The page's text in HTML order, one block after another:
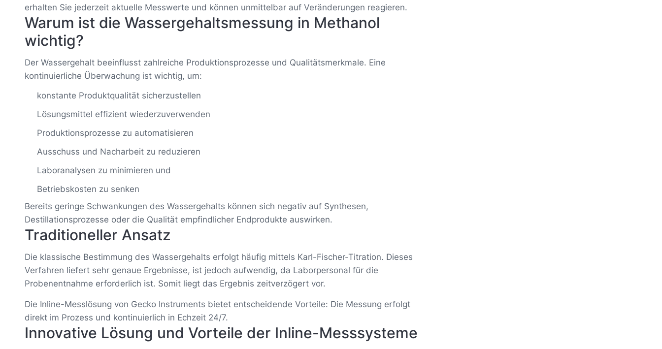
erhalten Sie jederzeit aktuelle Messwerte und können unmittelbar auf Veränderungen reagieren.
Warum ist die Wassergehaltsmessung in Methanol
wichtig?
Der Wassergehalt beeinflusst zahlreiche Produktionsprozesse und Qualitätsmerkmale. Eine
kontinuierliche Überwachung ist wichtig, um:
konstante Produktqualität sicherzustellen
Lösungsmittel effizient wiederzuverwenden
Produktionsprozesse zu automatisieren
Ausschuss und Nacharbeit zu reduzieren
Laboranalysen zu minimieren und
Betriebskosten zu senken
Bereits geringe Schwankungen des Wassergehalts können sich negativ auf Synthesen,
Destillationsprozesse oder die Qualität empfindlicher Endprodukte auswirken.
Traditioneller Ansatz
Die klassische Bestimmung des Wassergehalts erfolgt häufig mittels Karl-Fischer-Titration. Dieses
Verfahren liefert sehr genaue Ergebnisse, ist jedoch aufwendig, da Laborpersonal für die
Probenentnahme erforderlich ist. Somit liegt das Ergebnis zeitverzögert vor.
Die Inline-Messlösung von Gecko Instruments bietet entscheidende Vorteile: Die Messung erfolgt
direkt im Prozess und kontinuierlich in Echzeit 24/7.
Innovative Lösung und Vorteile der Inline-Messsysteme